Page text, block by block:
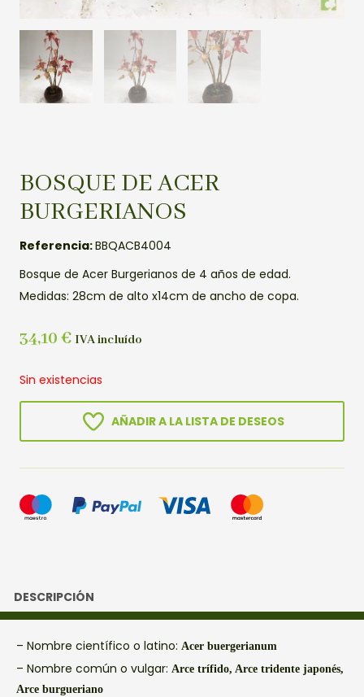
BOSQUE DE ACER
BURGERIANOS
Referencia:BBQACB4004
Bosque de Acer Burgerianos de 4 años de edad.
Medidas: 28cm de alto x14cm de ancho de copa.
34,10 € IVA incluído
Sin existencias
AÑADIR A LA LISTA DE DESEOS
DESCRIPCIÓN
– Nombre científico o latino: Acer buergerianum
– Nombre común o vulgar: Arce trífido, Arce tridente japonés,
Arce burgueriano